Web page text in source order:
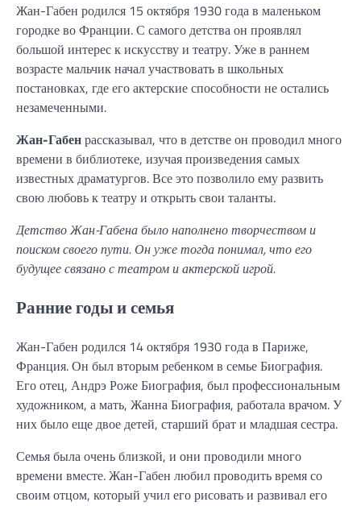
Жан-Габен родился 15 октября 1930 года в маленьком
городке во Франции. С самого детства он проявлял
большой интерес к искусству и театру. Уже в раннем
возрасте мальчик начал участвовать в школьных
постановках, где его актерские способности не остались
незамеченными.
Жан-Габенрассказывал, что в детстве он проводил много
времени в библиотеке, изучая произведения самых
известных драматургов. Все это позволило ему развить
свою любовь к театру и открыть свои таланты.
Детство Жан-Габена было наполнено творчеством и
поиском своего пути. Он уже тогда понимал, что его
будущее связано с театром и актерской игрой.
Ранние годы и семья
Жан-Габен родился 14 октября 1930 года в Париже,
Франция. Он был вторым ребенком в семье Биография.
Его отец, Андрэ Роже Биография, был профессиональным
художником, а мать, Жанна Биография, работала врачом. У
них было еще двое детей, старший брат и младшая сестра.
Семья была очень близкой, и они проводили много
времени вместе. Жан-Габен любил проводить время со
своим отцом, который учил его рисовать и развивал его